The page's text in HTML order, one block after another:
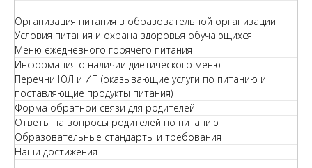
Организация питания в образовательной организации
Условия питания и охрана здоровья обучающихся
Меню ежедневного горячего питания
Информация о наличии диетического меню
Перечни ЮЛ и ИП (оказывающие услуги по питанию и
поставляющие продукты питания)
Форма обратной связи для родителей
Ответы на вопросы родителей по питанию
Образовательные стандарты и требования
Наши достижения